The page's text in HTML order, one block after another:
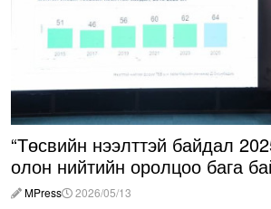
“Төсвийн нээлттэй байдал
олон нийтийн оролцоо бага
MPress
2026/05/13